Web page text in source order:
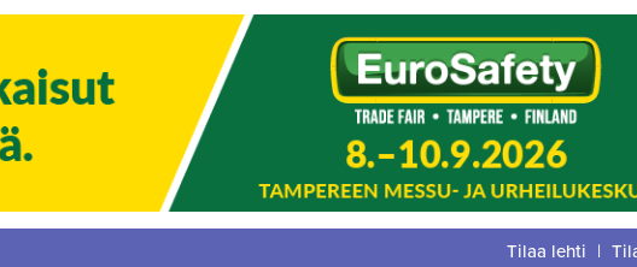
Tilaa lehti |